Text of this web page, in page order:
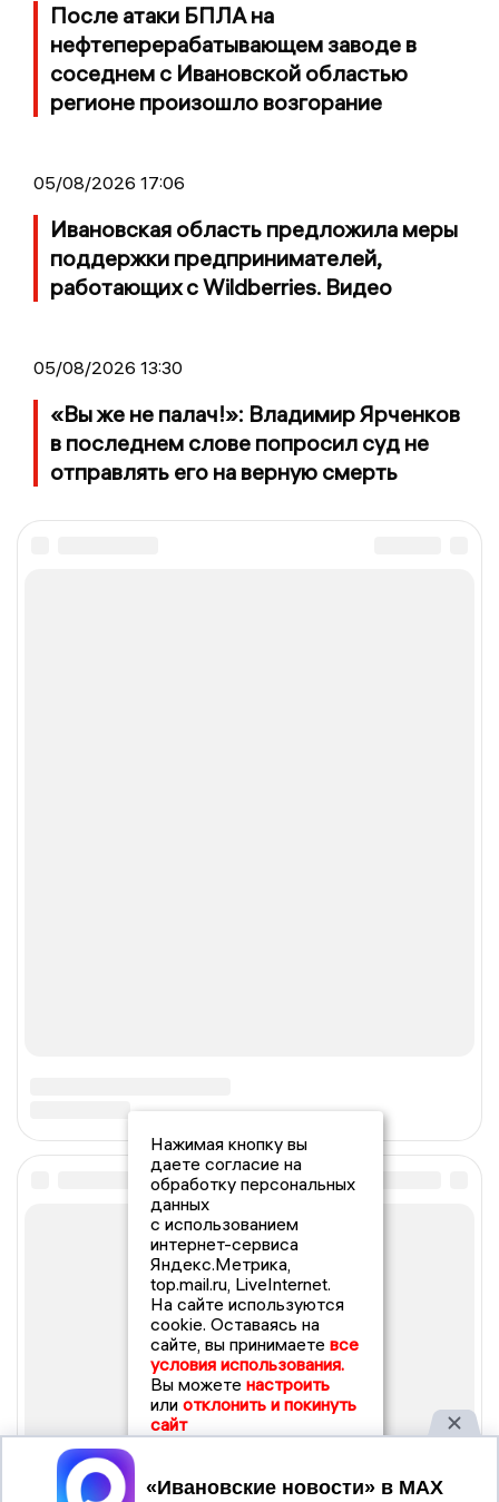
После атаки БПЛА на
нефтеперерабатывающем заводе в
соседнем с Ивановской областью
регионе произошло возгорание
05/08/2026 17:06
Ивановская область предложила меры
поддержки предпринимателей,
работающих с Wildberries. Видео
05/08/2026 13:30
«Вы же не палач!»: Владимир Ярченков
в последнем слове попросил суд не
отправлять его на верную смерть
Нажимая кнопку вы
даете согласие на
обработку персональных
данных
с использованием
интернет-сервиса
Яндекс.Метрика,
top.mail.ru, LiveInternet.
На сайте используются
cookie. Оставаясь на
сайте, вы принимаете все
условия использования.
Вы можете настроить
или отклонить и покинуть
сайт
Принять